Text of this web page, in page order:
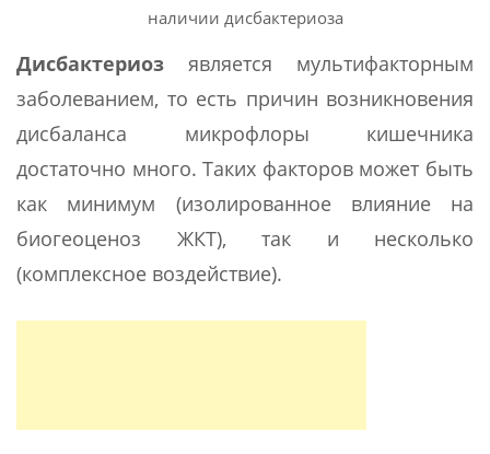
наличии дисбактериоза
Дисбактериоз является мультифакторным
заболеванием, то есть причин возникновения
дисбаланса микрофлоры кишечника
достаточно много. Таких факторов может быть
как минимум (изолированное влияние на
биогеоценоз ЖКТ), так и несколько
(комплексное воздействие).